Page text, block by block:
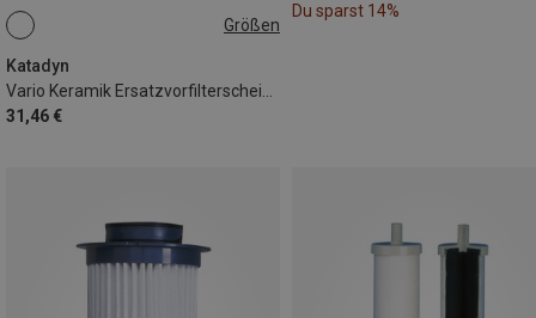
Größen
Katadyn
Vario Keramik Ersatzvorfilterscheibe
31,46 €
ONE SIZE
Du sparst 14%